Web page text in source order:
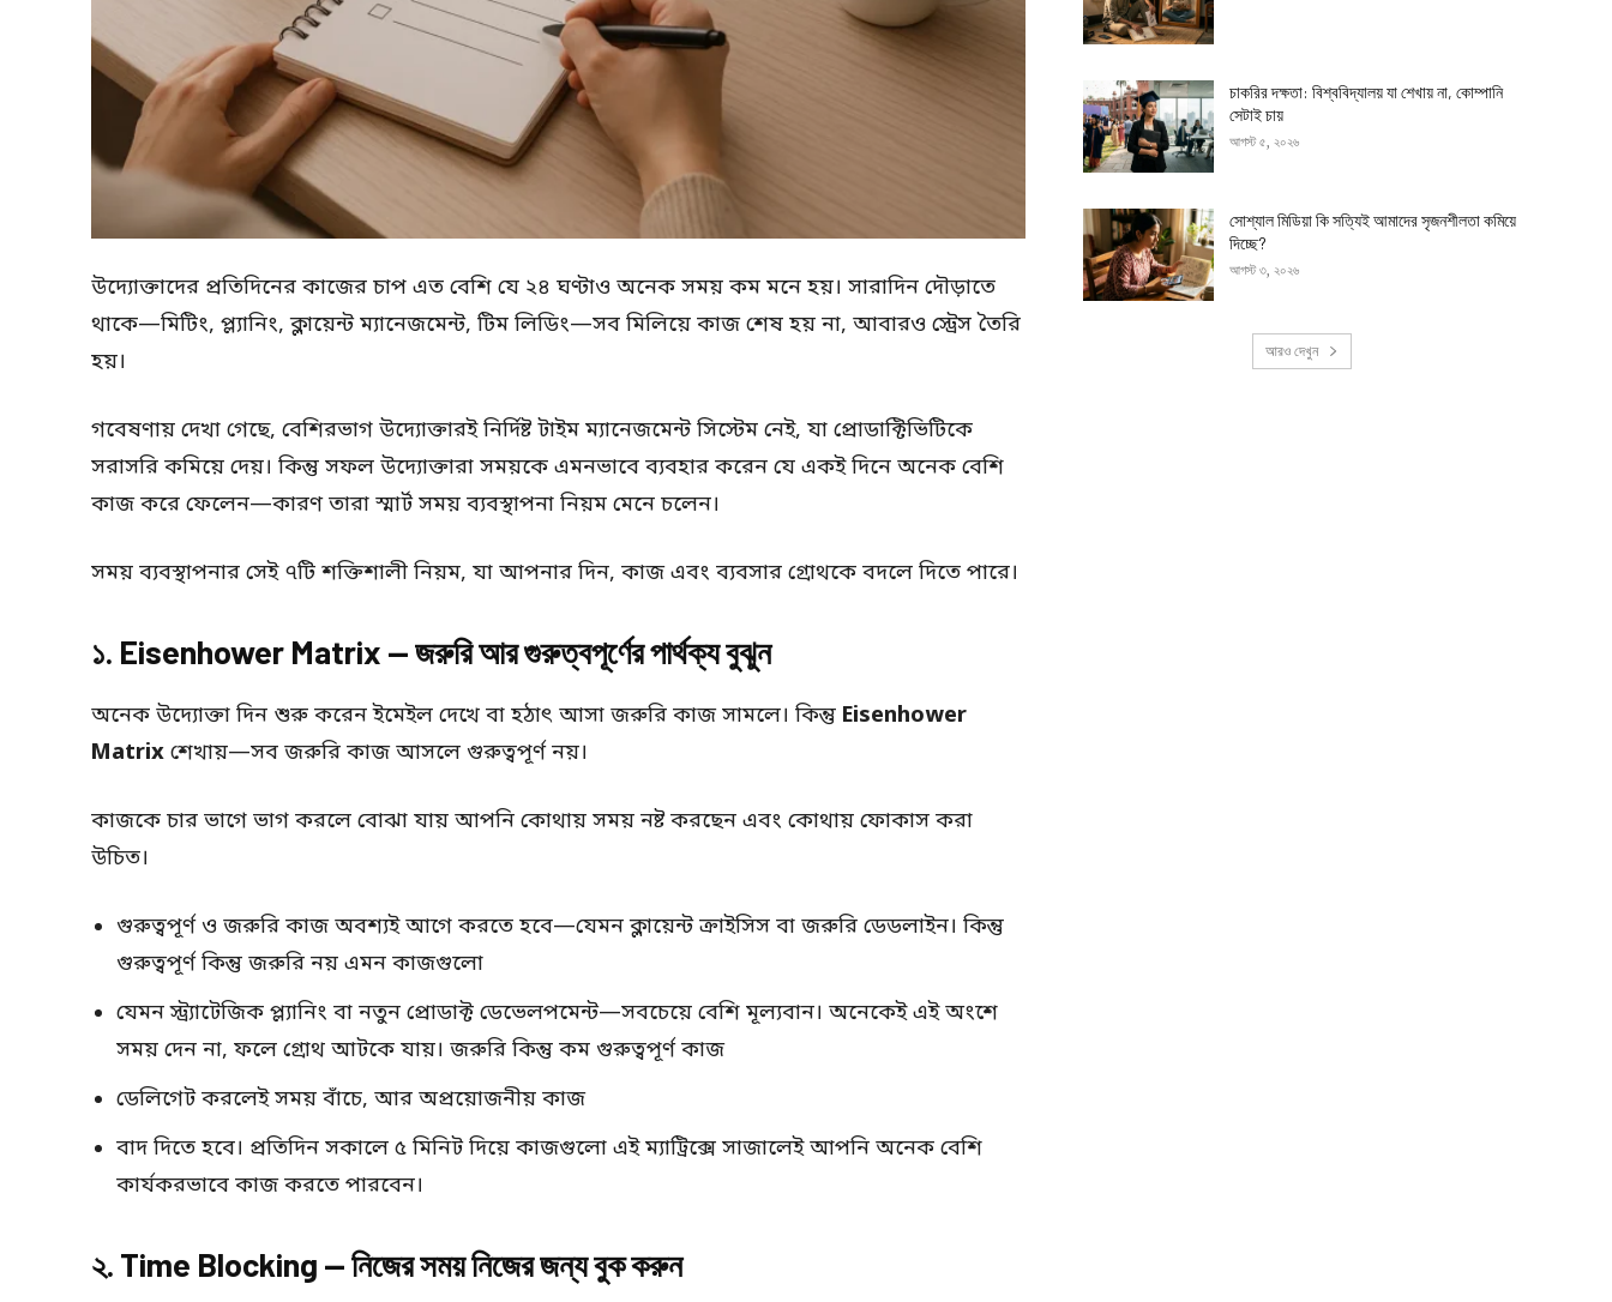
উদ্যোক্তাদের প্রতিদিনের কাজের চাপ এত বেশি যে ২৪ ঘণ্টাও অনেক সময় কম মনে হয়। সারাদিন দৌড়াতে
থাকে—মিটিং, প্ল্যানিং, ক্লায়েন্ট ম্যানেজমেন্ট, টিম লিডিং—সব মিলিয়ে কাজ শেষ হয় না, আবারও স্ট্রেস তৈরি
হয়।
গবেষণায় দেখা গেছে, বেশিরভাগ উদ্যোক্তারই নির্দিষ্ট টাইম ম্যানেজমেন্ট সিস্টেম নেই, যা প্রোডাক্টিভিটিকে
সরাসরি কমিয়ে দেয়। কিন্তু সফল উদ্যোক্তারা সময়কে এমনভাবে ব্যবহার করেন যে একই দিনে অনেক বেশি
কাজ করে ফেলেন—কারণ তারা স্মার্ট সময় ব্যবস্থাপনা নিয়ম মেনে চলেন।
সময় ব্যবস্থাপনার সেই ৭টি শক্তিশালী নিয়ম, যা আপনার দিন, কাজ এবং ব্যবসার গ্রোথকে বদলে দিতে পারে।
১. Eisenhower Matrix — জরুরি আর গুরুত্বপূর্ণের পার্থক্য বুঝুন
অনেক উদ্যোক্তা দিন শুরু করেন ইমেইল দেখে বা হঠাৎ আসা জরুরি কাজ সামলে। কিন্তু Eisenhower
Matrix শেখায়—সব জরুরি কাজ আসলে গুরুত্বপূর্ণ নয়।
কাজকে চার ভাগে ভাগ করলে বোঝা যায় আপনি কোথায় সময় নষ্ট করছেন এবং কোথায় ফোকাস করা
উচিত।
গুরুত্বপূর্ণ ও জরুরি কাজ অবশ্যই আগে করতে হবে—যেমন ক্লায়েন্ট ক্রাইসিস বা জরুরি ডেডলাইন। কিন্তু
গুরুত্বপূর্ণ কিন্তু জরুরি নয় এমন কাজগুলো
যেমন স্ট্র্যাটেজিক প্ল্যানিং বা নতুন প্রোডাক্ট ডেভেলপমেন্ট—সবচেয়ে বেশি মূল্যবান। অনেকেই এই অংশে
সময় দেন না, ফলে গ্রোথ আটকে যায়। জরুরি কিন্তু কম গুরুত্বপূর্ণ কাজ
ডেলিগেট করলেই সময় বাঁচে, আর অপ্রয়োজনীয় কাজ
বাদ দিতে হবে। প্রতিদিন সকালে ৫ মিনিট দিয়ে কাজগুলো এই ম্যাট্রিক্সে সাজালেই আপনি অনেক বেশি
কার্যকরভাবে কাজ করতে পারবেন।
২. Time Blocking — নিজের সময় নিজের জন্য বুক করুন
চাকরির দক্ষতা: বিশ্ববিদ্যালয় যা শেখায় না, কোম্পানি
সেটাই চায়
আগস্ট ৫, ২০২৬
সোশ্যাল মিডিয়া কি সত্যিই আমাদের সৃজনশীলতা কমিয়ে
দিচ্ছে?
আগস্ট ৩, ২০২৬
আরও দেখুন